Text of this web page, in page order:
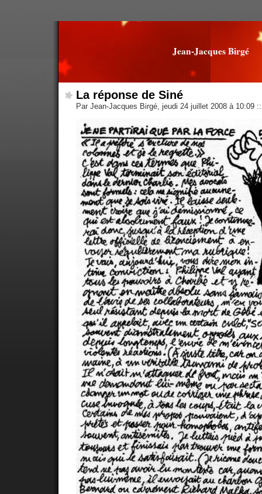
Jean-Jacques Birgé
La réponse de Siné
Par Jean-Jacques Birgé, jeudi 24 juillet 2008 à 10:09 ::